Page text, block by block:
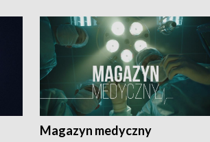
Magazyn medyczny